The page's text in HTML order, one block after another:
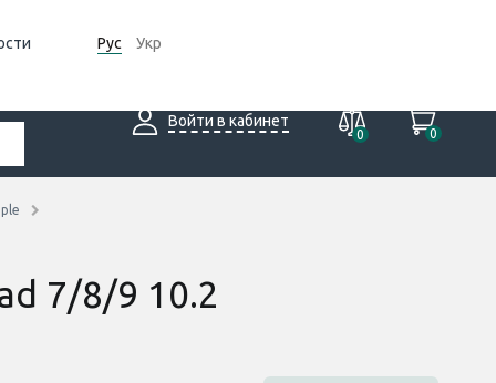
Рус Укр
Войти в кабинет
0
0
7/8/9 10.2